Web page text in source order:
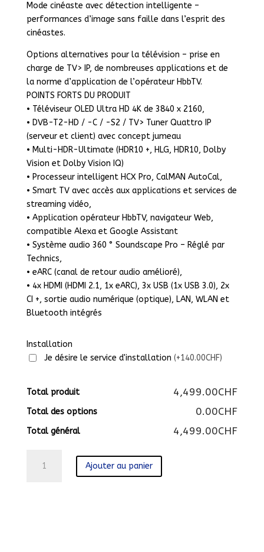
Mode cinéaste avec détection intelligente –
performances d’image sans faille dans l’esprit des
cinéastes.
Options alternatives pour la télévision – prise en
charge de TV> IP, de nombreuses applications et de
la norme d’application de l’opérateur HbbTV.
POINTS FORTS DU PRODUIT
• Téléviseur OLED Ultra HD 4K de 3840 x 2160,
• DVB-T2-HD / -C / -S2 / TV> Tuner Quattro IP
(serveur et client) avec concept jumeau
• Multi-HDR-Ultimate (HDR10 +, HLG, HDR10, Dolby
Vision et Dolby Vision IQ)
• Processeur intelligent HCX Pro, CalMAN AutoCal,
• Smart TV avec accès aux applications et services de
streaming vidéo,
• Application opérateur HbbTV, navigateur Web,
compatible Alexa et Google Assistant
• Système audio 360 ° Soundscape Pro – Réglé par
Technics,
• eARC (canal de retour audio amélioré),
• 4x HDMI (HDMI 2.1, 1x eARC), 3x USB (1x USB 3.0), 2x
CI +, sortie audio numérique (optique), LAN, WLAN et
Bluetooth intégrés
Installation
Je désire le service d'installation (+140.00CHF)
Total produit 4,499.00CHF
Total des options 0.00CHF
Total général 4,499.00CHF
Ajouter au panier